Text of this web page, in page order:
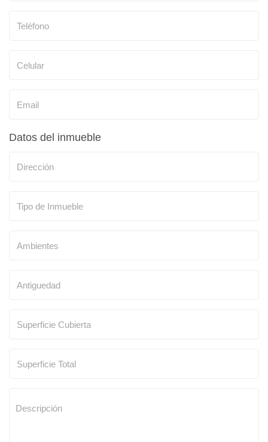
Datos del inmueble